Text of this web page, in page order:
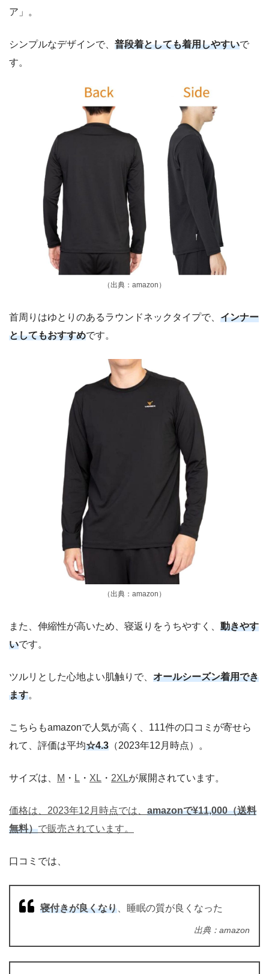
ア」。
シンプルなデザインで、 普段着としても着用しやすいで
す。
（出典：amazon）
首周りはゆとりのあるラウンドネックタイプで、 インナー
としてもおすすめです。
（出典：amazon）
また、伸縮性が高いため、寝返りをうちやすく、 動きやす
いです。
ツルリとした心地よい肌触りで、 オールシーズン着用でき
ます。
こちらもamazonで人気が高く、111件の口コミが寄せら
れて、評価は平均☆4.3 （2023年12月時点）。
サイズは、 M ・ L ・ XL ・ 2XLが展開されています。
価格は、2023年12月時点では、 amazonで¥11,000（送料
無料）で販売されています。
口コミでは、
寝付きが良くなり 、睡眠の質が良くなった
出典：amazon